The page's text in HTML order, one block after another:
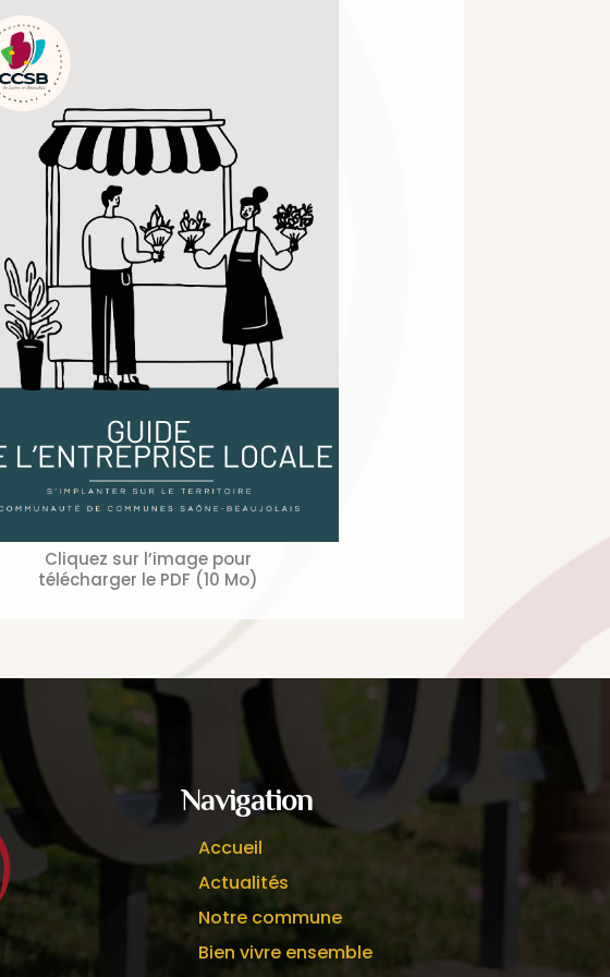
Cliquez sur l’image pour
télécharger le PDF (10 Mo)
Navigation
Accueil
Actualités
Notre commune
Bien vivre ensemble